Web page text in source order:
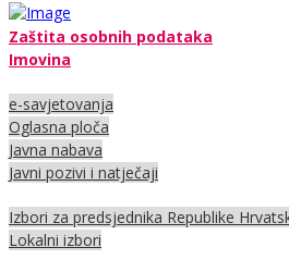
Zaštita osobnih podataka
Imovina
e-savjetovanja
Oglasna ploča
Javna nabava
Javni pozivi i natječaji
Izbori za predsjednika Republike
Lokalni izbori